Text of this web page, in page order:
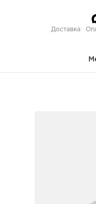
Доставка